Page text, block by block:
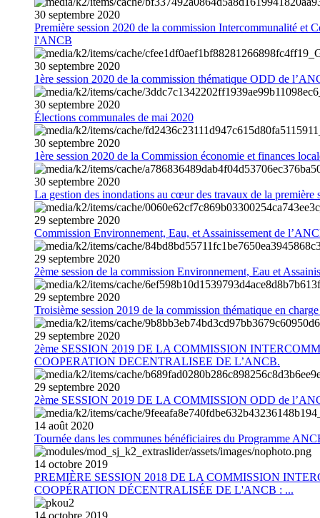
30 septembre 2020
Première session 2020 de la commission Intercommunalité et
l'ANCB
30 septembre 2020
1ère session 2020 de la commission thématique ODD de
30 septembre 2020
Élections communales de mai 2020
30 septembre 2020
1ère session 2020 de la Commission économie et finances
30 septembre 2020
La gestion des inondations au cœur des travaux de la première
29 septembre 2020
Commission Environnement, Eau, et Assainissement de
29 septembre 2020
2ème session de la commission Environnement, Eau et
29 septembre 2020
Troisième session 2019 de la commission thématique en
29 septembre 2020
2ème SESSION 2019 DE LA COMMISSION
COOPERATION DECENTRALISEE DE L’ANCB.
29 septembre 2020
2ème SESSION 2019 DE LA COMMISSION ODD de
14 août 2020
Tournée dans les communes bénéficiaires du Programme
14 octobre 2019
PREMIÈRE SESSION 2018 DE LA COMMISSION
COOPÉRATION DÉCENTRALISÉE DE L'ANCB : ...
14 octobre 2019